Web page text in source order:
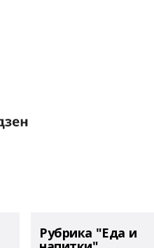
Рубрика "Еда и